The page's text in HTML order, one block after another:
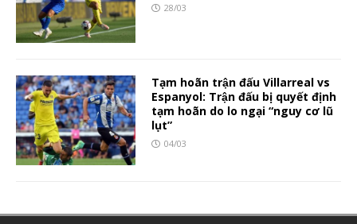
28/03
Tạm hoãn trận đấu Villarreal vs
Espanyol: Trận đấu bị quyết định
tạm hoãn do lo ngại “nguy cơ lũ
lụt”
04/03